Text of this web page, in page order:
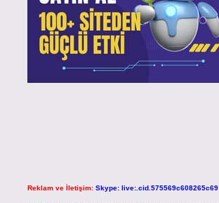
Reklam ve İletişim: Skype: live:.cid.575569c608265c69